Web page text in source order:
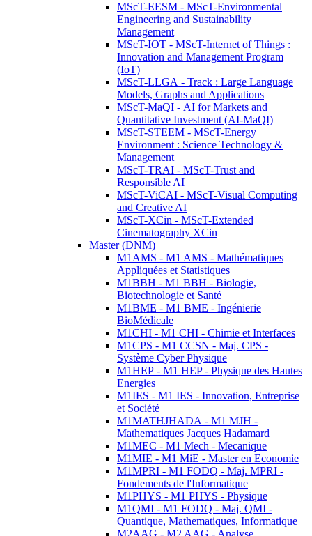
MScT-EESM - MScT-Environmental
Engineering and Sustainability
Management
MScT-IOT - MScT-Internet of Things :
Innovation and Management Program
(IoT)
MScT-LLGA - Track : Large Language
Models, Graphs and Applications
MScT-MaQI - AI for Markets and
Quantitative Investment (AI-MaQI)
MScT-STEEM - MScT-Energy
Environment : Science Technology &
Management
MScT-TRAI - MScT-Trust and
Responsible AI
MScT-ViCAI - MScT-Visual Computing
and Creative AI
MScT-XCin - MScT-Extended
Cinematography XCin
Master (DNM)
M1AMS - M1 AMS - Mathématiques
Appliquées et Statistiques
M1BBH - M1 BBH - Biologie,
Biotechnologie et Santé
M1BME - M1 BME - Ingénierie
BioMédicale
M1CHI - M1 CHI - Chimie et Interfaces
M1CPS - M1 CCSN - Maj. CPS -
Système Cyber Physique
M1HEP - M1 HEP - Physique des Hautes
Energies
M1IES - M1 IES - Innovation, Entreprise
et Société
M1MATHJHADA - M1 MJH -
Mathematiques Jacques Hadamard
M1MEC - M1 Mech - Mecanique
M1MIE - M1 MiE - Master en Economie
M1MPRI - M1 FODQ - Maj. MPRI -
Fondements de l'Informatique
M1PHYS - M1 PHYS - Physique
M1QMI - M1 FODQ - Maj. QMI -
Quantique, Mathematiques, Informatique
M2AAG - M2 AAG - Analyse,